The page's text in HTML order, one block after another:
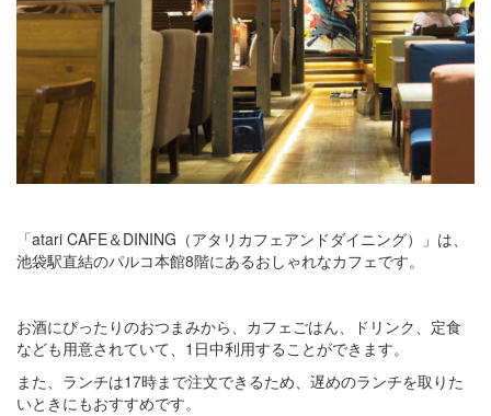
「atari CAFE＆DINING（アタリカフェアンドダイニング）」は、
池袋駅直結のパルコ本館8階にあるおしゃれなカフェです。
お酒にぴったりのおつまみから、カフェごはん、ドリンク、定食
なども用意されていて、1日中利用することができます。
また、ランチは17時まで注文できるため、遅めのランチを取りた
いときにもおすすめです。